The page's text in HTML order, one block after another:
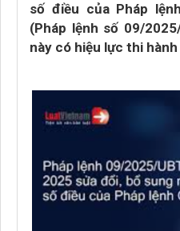
số điều của Pháp
(Pháp lệnh số 09/
này có hiệu lực thi